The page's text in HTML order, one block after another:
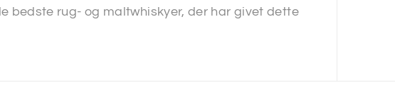
bedste rug- og maltwhiskyer, der har givet dette